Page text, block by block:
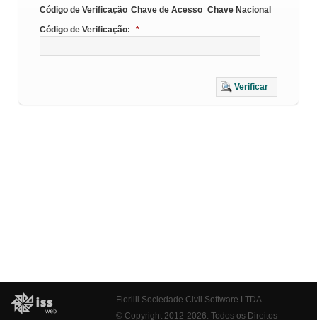
Código de Verificação Chave de Acesso Chave Nacional
Código de Verificação:
*
Verificar
Fiorilli Sociedade Civil Software LTDA
© Copyright 2012-2026. Todos os Direitos